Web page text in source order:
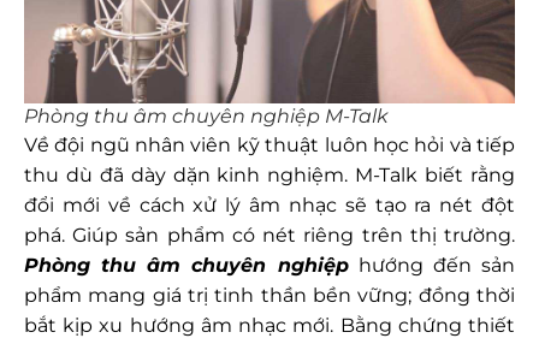
Phòng thu âm chuyên nghiệp M-Talk
Về đội ngũ nhân viên kỹ thuật luôn học hỏi và tiếp
thu dù đã dày dặn kinh nghiệm. M-Talk biết rằng
đổi mới về cách xử lý âm nhạc sẽ tạo ra nét đột
phá. Giúp sản phẩm có nét riêng trên thị trường.
Phòng thu âm chuyên nghiệphướng đến sản
phẩm mang giá trị tinh thần bền vững; đồng thời
bắt kịp xu hướng âm nhạc mới. Bằng chứng thiết